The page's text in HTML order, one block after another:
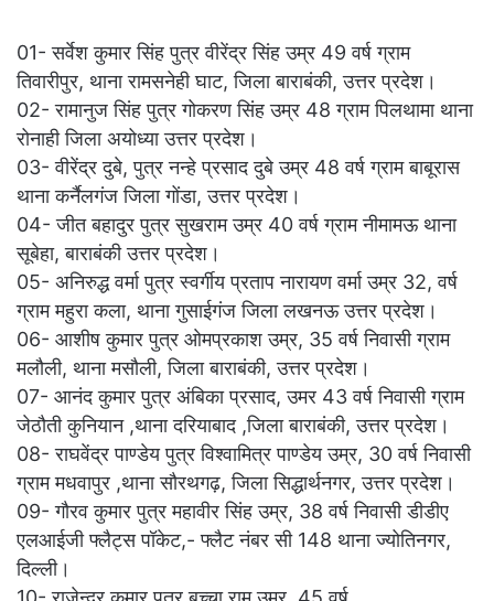
01- सर्वेश कुमार सिंह पुत्र वीरेंद्र सिंह उम्र 49 वर्ष ग्राम
तिवारीपुर, थाना रामसनेही घाट, जिला बाराबंकी, उत्तर प्रदेश।
02- रामानुज सिंह पुत्र गोकरण सिंह उम्र 48 ग्राम पिलथामा थाना
रोनाही जिला अयोध्या उत्तर प्रदेश।
03- वीरेंद्र दुबे, पुत्र नन्हे प्रसाद दुबे उम्र 48 वर्ष ग्राम बाबूरास
थाना कर्नैलगंज जिला गोंडा, उत्तर प्रदेश।
04- जीत बहादुर पुत्र सुखराम उम्र 40 वर्ष ग्राम नीमामऊ थाना
सूबेहा, बाराबंकी उत्तर प्रदेश।
05- अनिरुद्ध वर्मा पुत्र स्वर्गीय प्रताप नारायण वर्मा उम्र 32, वर्ष
ग्राम महुरा कला, थाना गुसाईगंज जिला लखनऊ उत्तर प्रदेश।
06- आशीष कुमार पुत्र ओमप्रकाश उम्र, 35 वर्ष निवासी ग्राम
मलौली, थाना मसौली, जिला बाराबंकी, उत्तर प्रदेश।
07- आनंद कुमार पुत्र अंबिका प्रसाद, उमर 43 वर्ष निवासी ग्राम
जेठौती कुनियान ,थाना दरियाबाद ,जिला बाराबंकी, उत्तर प्रदेश।
08- राघवेंद्र पाण्डेय पुत्र विश्वामित्र पाण्डेय उम्र, 30 वर्ष निवासी
ग्राम मधवापुर ,थाना सौरथगढ़, जिला सिद्धार्थनगर, उत्तर प्रदेश।
09- गौरव कुमार पुत्र महावीर सिंह उम्र, 38 वर्ष निवासी डीडीए
एलआईजी फ्लैट्स पॉकेट,- फ्लैट नंबर सी 148 थाना ज्योतिनगर,
दिल्ली।